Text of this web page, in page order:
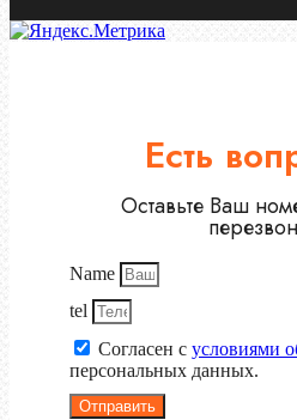
Есть
Оставьте Ваш
Name
tel
Согласен с условиями
персональных данных.
Отправить